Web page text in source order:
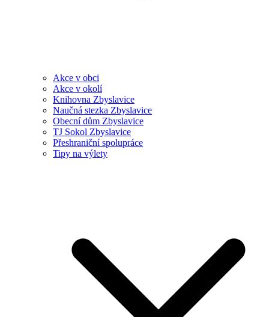
Akce v obci
Akce v okolí
Knihovna Zbyslavice
Naučná stezka Zbyslavice
Obecní dům Zbyslavice
TJ Sokol Zbyslavice
Přeshraniční spolupráce
Tipy na výlety